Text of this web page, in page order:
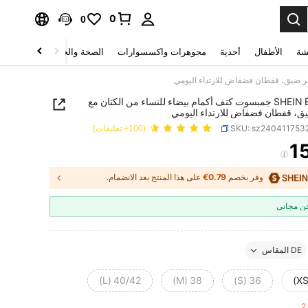
0
0
الأطفال أحذية مجوهرات واكسسوارات الصحة والجمال
SHEIN EZwear جمبسوت كتف أكمام بيضاء للنساء من الكتان مع
قفطان فضفاض للارتداء اليومي
SKU: (100+ تعليقات)
PRICE AND
وفر بخصم 0.79€ على هذا المنتج بعد الانضمام.
مجاني
DE المقاس
36 (S)
38 (M)
40/42 (L)